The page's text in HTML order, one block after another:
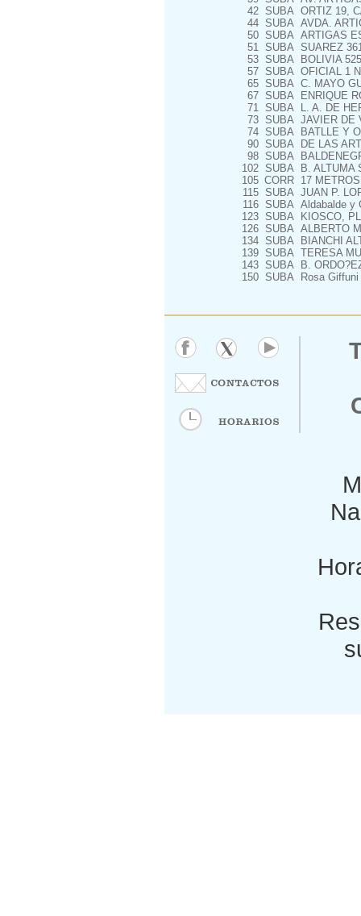
42 SUBA ORTIZ 19,
44 SUBA AVDA.
50 SUBA ARTIGAS
51 SUBA SUAREZ
53 SUBA BOLIVIA 525
57 SUBA OFICIAL 1
65 SUBA C. MAYO
67 SUBA ENRIQUE
71 SUBA L. A. DE
73 SUBA JAVIER DE
74 SUBA BATLLE Y
90 SUBA DE LAS
98 SUBA
102 SUBA B. ALTUMA
105 CORR 17
115 SUBA JUAN P.
116 SUBA Aldabalde y
123 SUBA KIOSCO,
126 SUBA ALBERTO
134 SUBA BIANCHI
139 SUBA TERESA
143 SUBA B.
150 SUBA Rosa Giffuni